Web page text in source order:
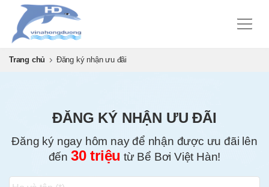
Trang chủ Đăng ký nhận ưu đãi
ĐĂNG KÝ NHẬN ƯU ĐÃI
Đăng ký ngay hôm nay để nhận được ưu đãi lên
đến 30 triệu từ Bể Bơi Việt Hàn!